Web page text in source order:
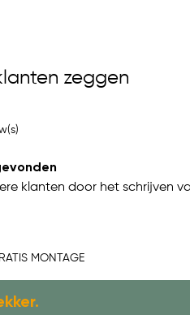
zeggen
klanten door het schrijven
MONTAGE